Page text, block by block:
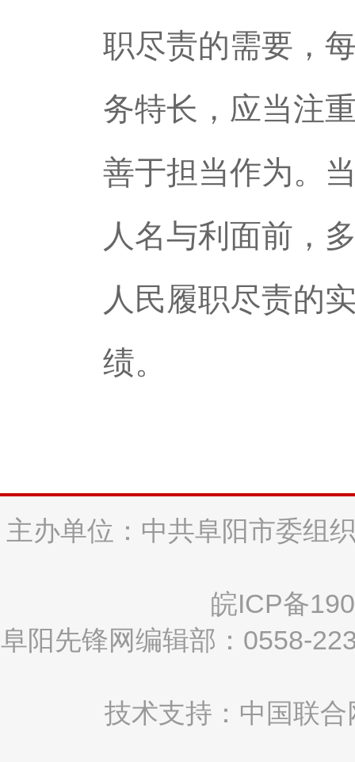
职尽责的需要，
务特长，应当注
善于担当作为。
人名与利面前，
人民履职尽责的
绩。
主办单位：中共阜阳市委组
皖ICP备
阜阳先锋网编辑部：0558-
技术支持：中国联